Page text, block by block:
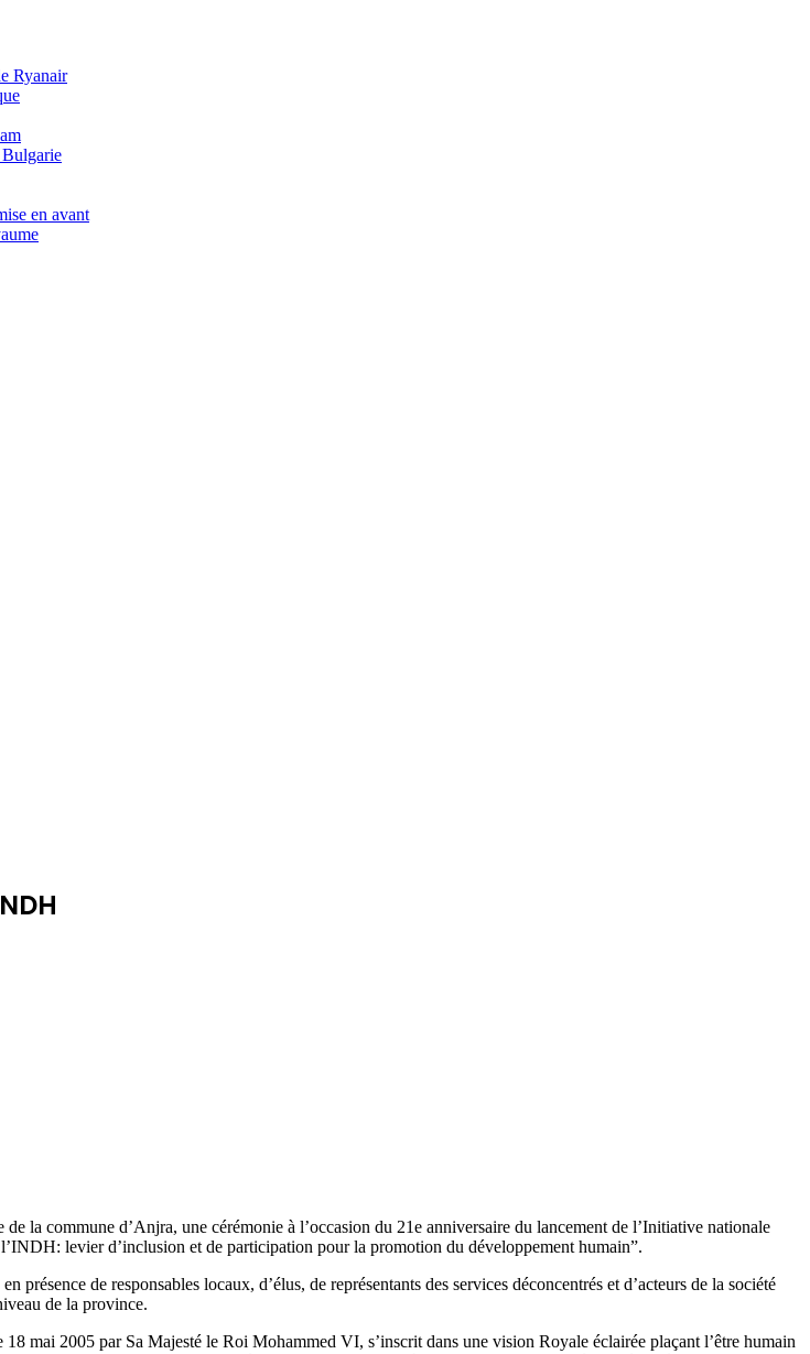
Ryanair
Bulgarie
en avant
la commune d’Anjra, une cérémonie à l’occasion du 21e anniversaire du lancement de l’Initiative nationale
levier d’inclusion et de participation pour la promotion du développement humain”.
de responsables locaux, d’élus, de représentants des services déconcentrés et d’acteurs de la société
de la province.
mai 2005 par Sa Majesté le Roi Mohammed VI, s’inscrit dans une vision Royale éclairée plaçant l’être humain